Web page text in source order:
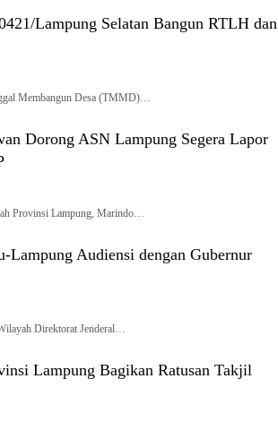
Lampung Selatan Bangun RTLH dan
Membangun Desa (TMMD)…
Dorong ASN Lampung Segera Lapor
Provinsi Lampung, Marindo…
Lampung Audiensi dengan Gubernur
Direktorat Jenderal…
Lampung Bagikan Ratusan Takjil